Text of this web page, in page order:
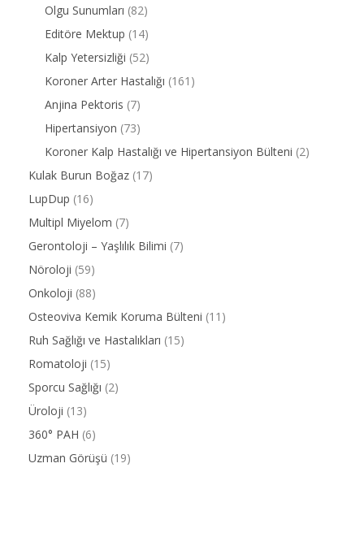
Olgu Sunumları (82)
Editöre Mektup (14)
Kalp Yetersizliği (52)
Koroner Arter Hastalığı (161)
Anjina Pektoris (7)
Hipertansiyon (73)
Koroner Kalp Hastalığı ve Hipertansiyon Bülteni (2)
Kulak Burun Boğaz (17)
LupDup (16)
Multipl Miyelom (7)
Gerontoloji – Yaşlılık Bilimi (7)
Nöroloji (59)
Onkoloji (88)
Osteoviva Kemik Koruma Bülteni (11)
Ruh Sağlığı ve Hastalıkları (15)
Romatoloji (15)
Sporcu Sağlığı (2)
Üroloji (13)
360° PAH (6)
Uzman Görüşü (19)